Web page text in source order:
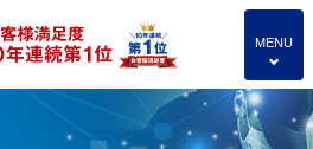
MENU
4